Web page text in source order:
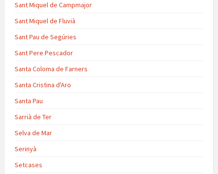
Sant Miquel de Campmajor
Sant Miquel de Fluvià
Sant Pau de Segúries
Sant Pere Pescador
Santa Coloma de Farners
Santa Cristina d'Aro
Santa Pau
Sarrià de Ter
Selva de Mar
Serinyà
Setcases